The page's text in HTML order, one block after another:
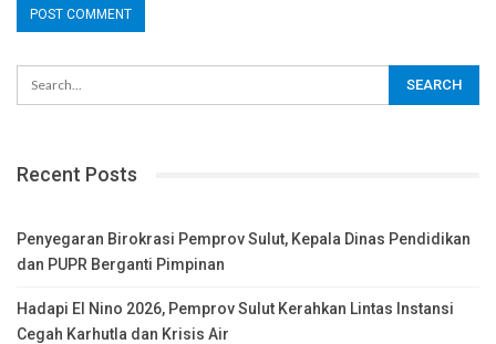
Recent Posts
Penyegaran Birokrasi Pemprov Sulut, Kepala Dinas Pendidikan
dan PUPR Berganti Pimpinan
Hadapi El Nino 2026, Pemprov Sulut Kerahkan Lintas Instansi
Cegah Karhutla dan Krisis Air